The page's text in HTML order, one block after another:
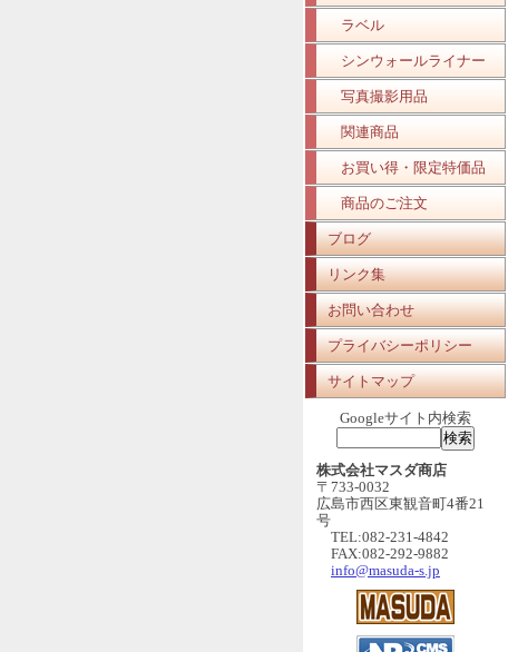
ラベル
シンウォールライナー
写真撮影用品
関連商品
お買い得・限定特価品
商品のご注文
ブログ
リンク集
お問い合わせ
プライバシーポリシー
サイトマップ
Googleサイト内検索
株式会社マスダ商店
〒733-0032
広島市西区東観音町4番21
号
TEL:082-231-4842
FAX:082-292-9882
info@masuda-s.jp